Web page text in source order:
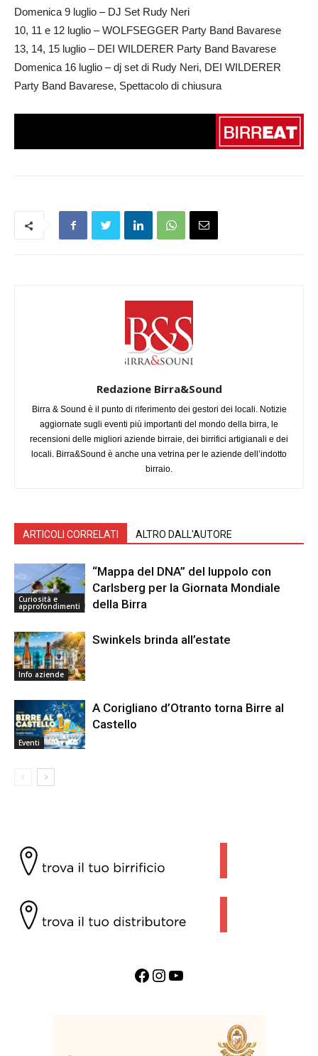
Domenica 9 luglio – DJ Set Rudy Neri
10, 11 e 12 luglio – WOLFSEGGER Party Band Bavarese
13, 14, 15 luglio – DEI WILDERER Party Band Bavarese
Domenica 16 luglio – dj set di Rudy Neri, DEI WILDERER
Party Band Bavarese, Spettacolo di chiusura
Redazione Birra&Sound
Birra & Sound è il punto di riferimento dei gestori dei locali. Notizie
aggiornate sugli eventi più importanti del mondo della birra, le
recensioni delle migliori aziende birraie, dei birrifici artigianali e dei
locali. Birra&Sound è anche una vetrina per le aziende dell’indotto
birraio.
ARTICOLI CORRELATI ALTRO DALL'AUTORE
Curiosità e
approfondimenti
“Mappa del DNA” del luppolo con
Carlsberg per la Giornata Mondiale
della Birra
Info aziende
Swinkels brinda all’estate
Eventi
A Corigliano d’Otranto torna Birre al
Castello
Facebook InstagramYouTube